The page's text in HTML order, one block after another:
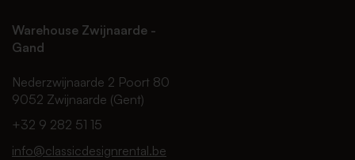
Warehouse Zwijnaarde -
Gand
Nederzwijnaarde 2 Poort 80
9052 Zwijnaarde (Gent)
+32 9 282 51 15
info@classicdesignrental.be